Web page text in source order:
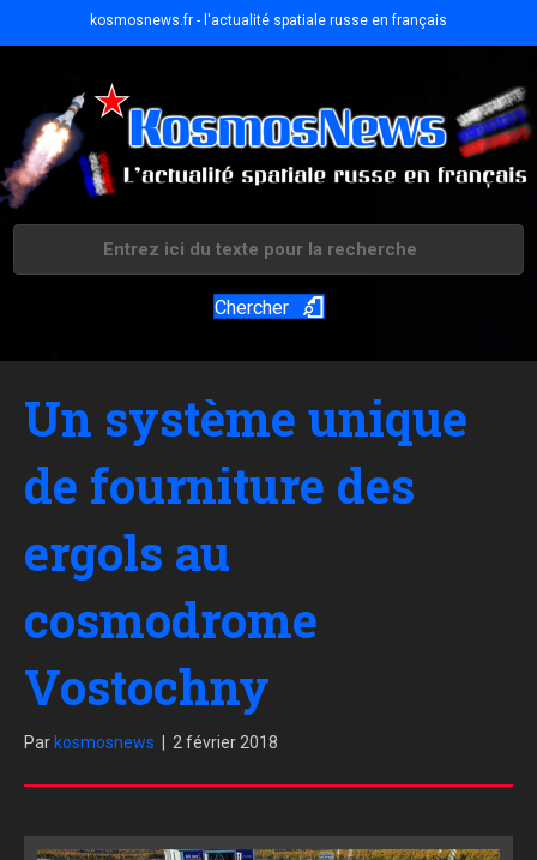
kosmosnews.fr - l'actualité spatiale russe en français
Chercher
Un système unique
de fourniture des
ergols au
cosmodrome
Vostochny
Par kosmosnews 2 février 2018